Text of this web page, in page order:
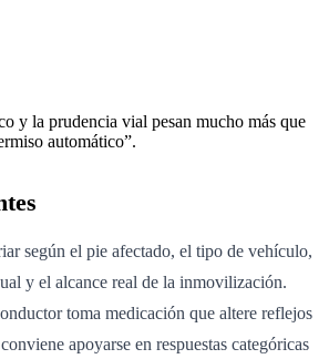
y la prudencia vial pesan mucho más que
automático”.
según el pie afectado, el tipo de vehículo,
y el alcance real de la inmovilización.
toma medicación que altere reflejos
apoyarse en respuestas categóricas